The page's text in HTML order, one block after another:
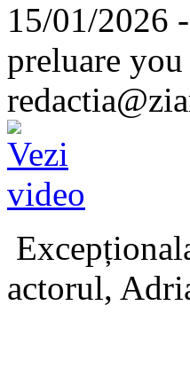
15/01/2026
preluare
actorul,